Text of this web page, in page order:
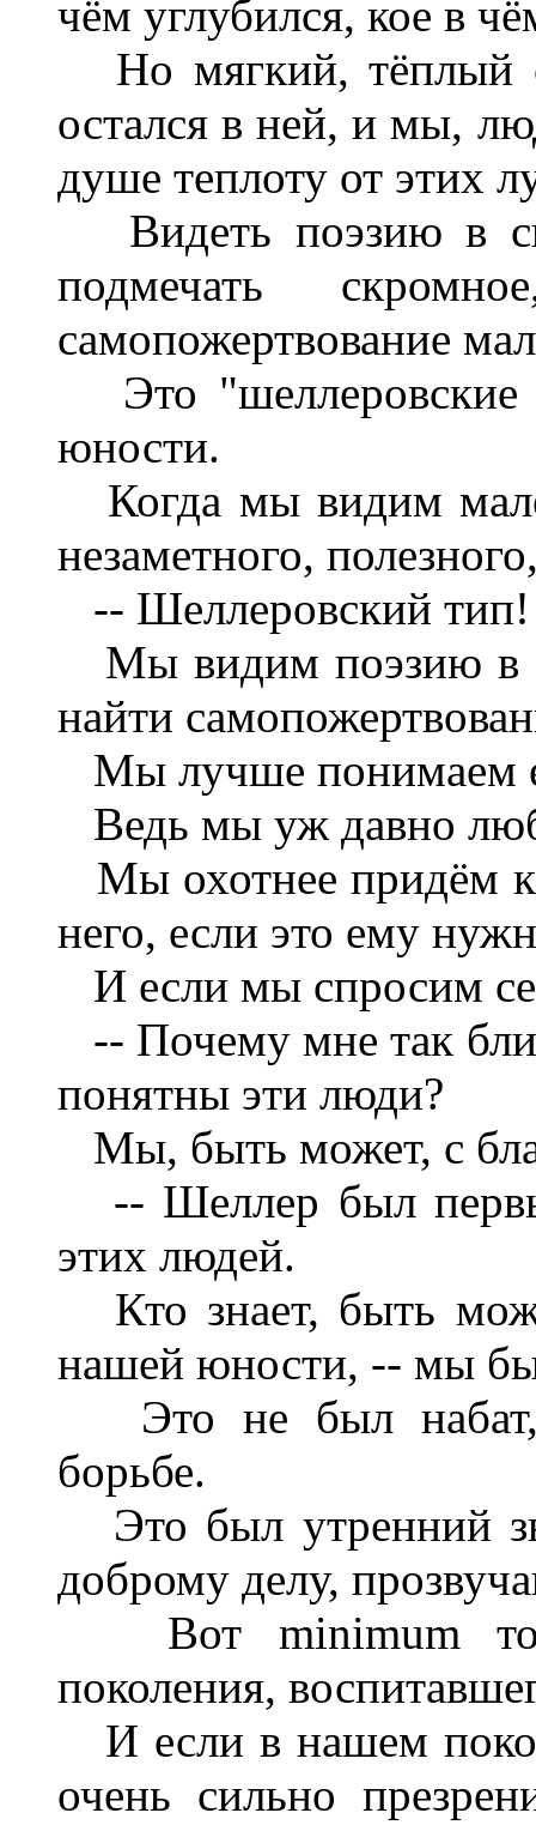
чём углубился, кое в
Но мягкий, тёплый
остался в ней, и мы,
душе теплоту от этих
Видеть поэзию в
подмечать
самопожертвование
Это "шеллеровские
юности.
Когда мы видим
незаметного,
-- Шеллеровский тип!
Мы видим поэзию в
найти
Мы лучше понимаем
Ведь мы уж давно
Мы охотнее придём
него, если это ему
И если мы спросим
-- Почему мне так
понятны эти люди?
Мы, быть может, с
-- Шеллер был
этих людей.
Кто знает, быть
нашей юности, -- мы
Это не был набат,
борьбе.
Это был утренний
доброму делу,
Вот minimum
поколения,
И если в нашем
очень сильно